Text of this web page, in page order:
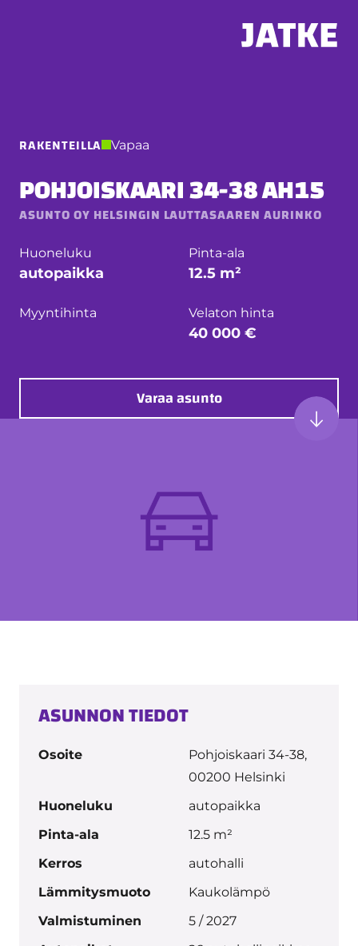
RAKENTEILLA Vapaa
POHJOISKAARI 34-38 AH15
ASUNTO OY HELSINGIN LAUTTASAAREN AURINKO
Huoneluku
autopaikka
Pinta-ala
12.5 m²
Myyntihinta Velaton hinta
40 000 €
Varaa asunto
ASUNNON TIEDOT
Osoite
Pohjoiskaari 34-38,
00200 Helsinki
Huoneluku
autopaikka
Pinta-ala
12.5 m²
Kerros
autohalli
Lämmitysmuoto
Kaukolämpö
Valmistuminen
5 / 2027